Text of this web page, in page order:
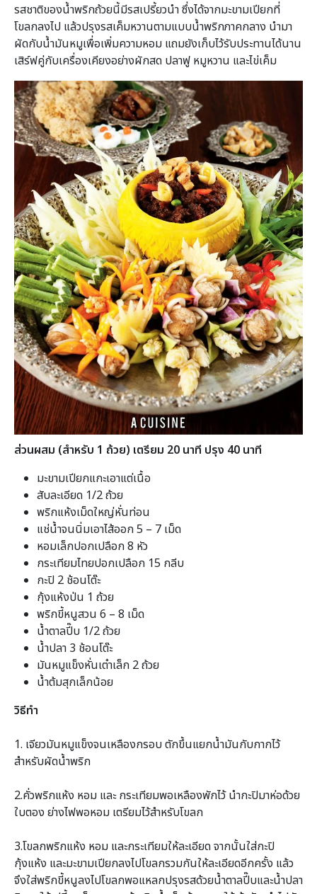
รสชาติของน้ำพริกถ้วยนี้มีรสเปรี้ยวนำ ซึ่งได้จากมะขามเปียกที่
โขลกลงไป แล้วปรุงรสเค็มหวานตามแบบน้ำพริกภาคกลาง นำมา
ผัดกับน้ำมันหมูเพื่อเพิ่มความหอม แถมยังเก็บไว้รับประทานได้นาน
เสิร์ฟคู่กับเครื่องเคียงอย่างผักสด ปลาฟู หมูหวาน และไข่เค็ม
ส่วนผสม (สำหรับ 1 ถ้วย) เตรียม 20 นาที ปรุง 40 นาที
มะขามเปียกแกะเอาแต่เนื้อ
สับละเอียด 1/2 ถ้วย
พริกแห้งเม็ดใหญ่หั่นท่อน
แช่น้ำจนนิ่มเอาไส้ออก 5 – 7 เม็ด
หอมเล็กปอกเปลือก 8 หัว
กระเทียมไทยปอกเปลือก 15 กลีบ
กะปิ 2 ช้อนโต๊ะ
กุ้งแห้งป่น 1 ถ้วย
พริกขี้หนูสวน 6 – 8 เม็ด
น้ำตาลปี๊บ 1/2 ถ้วย
น้ำปลา 3 ช้อนโต๊ะ
มันหมูแข็งหั่นเต๋าเล็ก 2 ถ้วย
น้ำต้มสุกเล็กน้อย
วิธีทำ
1. เจียวมันหมูแข็งจนเหลืองกรอบ ตักขึ้นแยกน้ำมันกับกากไว้
สำหรับผัดน้ำพริก
2.คั่วพริกแห้ง หอม และ กระเทียมพอเหลืองพักไว้ นำกะปิมาห่อด้วย
ใบตอง ย่างไฟพอหอม เตรียมไว้สำหรับโขลก
3.โขลกพริกแห้ง หอม และกระเทียมให้ละเอียด จากนั้นใส่กะปิ
กุ้งแห้ง และมะขามเปียกลงไปโขลกรวมกันให้ละเอียดอีกครั้ง แล้ว
จึงใส่พริกขี้หนูลงไปโขลกพอแหลกปรุงรสด้วยน้ำตาลปี๊บและน้ำปลา